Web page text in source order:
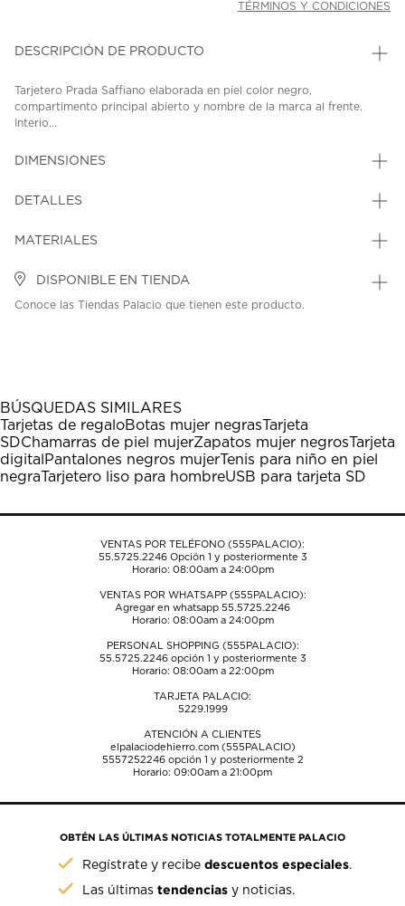
TÉRMINOS Y CONDICIONES
DESCRIPCIÓN DE PRODUCTO
Tarjetero Prada Saffiano elaborada en piel color negro,
compartimento principal abierto y nombre de la marca al frente.
Interio...
DIMENSIONES
DETALLES
MATERIALES
DISPONIBLE EN TIENDA
Conoce las Tiendas Palacio que tienen este producto.
BÚSQUEDAS SIMILARES
Tarjetas de regaloBotas mujer negrasTarjeta
SDChamarras de piel mujerZapatos mujer negrosTarjeta
digital Pantalones negros mujerTenis para niño en piel
negraTarjetero liso para hombreUSB para tarjeta SD
VENTAS POR TELÉFONO (555PALACIO):
55.5725.2246Opción 1 y posteriormente 3
Horario: 08:00am a 24:00pm
VENTAS POR WHATSAPP (555PALACIO):
Agregar en whatsapp 55.5725.2246
Horario: 08:00am a 24:00pm
PERSONAL SHOPPING (555PALACIO):
55.5725.2246opción 1 y posteriormente 3
Horario: 08:00am a 22:00pm
TARJETA PALACIO:
5229.1999
ATENCIÓN A CLIENTES
elpalaciodehierro.com (555PALACIO)
5557252246opción 1 y posteriormente 2
Horario: 09:00am a 21:00pm
OBTÉN LAS ÚLTIMAS NOTICIAS TOTALMENTE PALACIO
Regístrate y recibedescuentos especiales.
Las últimastendencias y noticias.